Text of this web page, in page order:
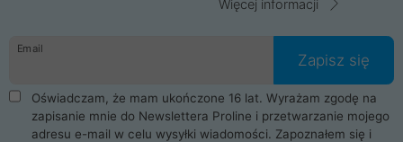
Więcej informacji
Email
Zapisz się
Oświadczam, że mam ukończone 16 lat. Wyrażam zgodę na
zapisanie mnie do Newslettera Proline i przetwarzanie mojego
adresu e-mail w celu wysyłki wiadomości. Zapoznałem się i